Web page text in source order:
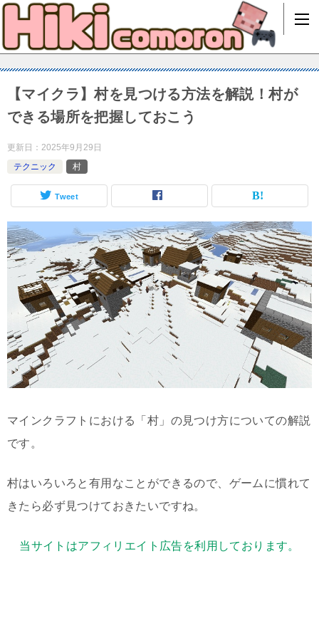
【マイクラ】村を見つける方法を解説！村が
できる場所を把握しておこう
更新日： 2025年9月29日
テクニック
村
Tweet
マインクラフトにおける「村」の見つけ方についての解説
です。
村はいろいろと有用なことができるので、ゲームに慣れて
きたら必ず見つけておきたいですね。
当サイトはアフィリエイト広告を利用しております。